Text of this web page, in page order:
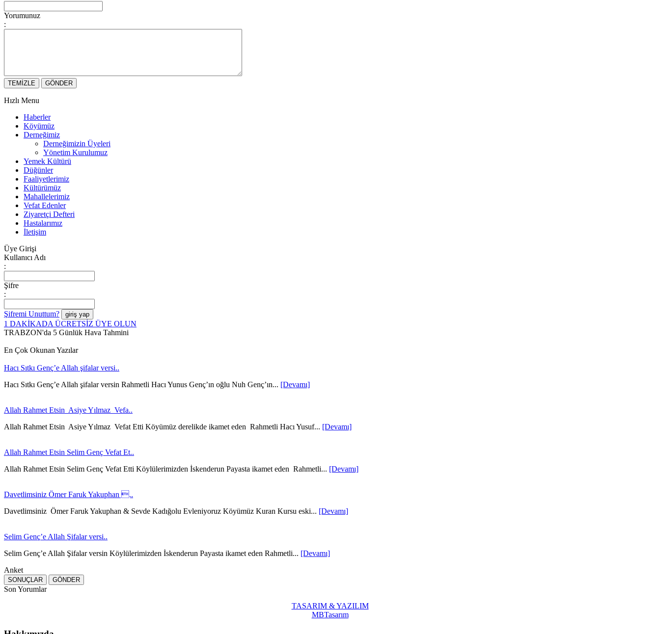
Yorumunuz
:
Hızlı Menu
Haberler
Köyümüz
Derneğimiz
Derneğimizin Üyeleri
Yönetim Kurulumuz
Yemek Kültürü
Düğünler
Faaliyetlerimiz
Kültürümüz
Mahallelerimiz
Vefat Edenler
Ziyaretçi Defteri
Hastalarımız
İletişim
Üye Girişi
Kullanıcı Adı
:
Şifre
:
Şifremi Unuttum?
1 DAKİKADA ÜCRETSİZ ÜYE OLUN
TRABZON'da 5 Günlük Hava Tahmini
En Çok Okunan Yazılar
Hacı Sıtkı Genç’e Allah şifalar versi..
Hacı Sıtkı Genç’e Allah şifalar versin Rahmetli Hacı Yunus Genç’ın oğlu Nuh Genç’ın... [Devamı]
Allah Rahmet Etsin Asiye Yılmaz Vefa..
Allah Rahmet Etsin Asiye Yılmaz Vefat Etti Köyümüz derelikde ikamet eden Rahmetli Hacı Yusuf... [Devamı]
Allah Rahmet Etsin Selim Genç Vefat Et..
Allah Rahmet Etsin Selim Genç Vefat Etti Köylülerimizden İskenderun Payasta ikamet eden Rahmetli... [Devamı]
Davetlimsiniz Ömer Faruk Yakuphan ..
Davetlimsiniz Ömer Faruk Yakuphan & Sevde Kadığolu Evleniyoruz Köyümüz Kuran Kursu eski... [Devamı]
Selim Genç’e Allah Şifalar versi..
Selim Genç’e Allah Şifalar versin Köylülerimizden İskenderun Payasta ikamet eden Rahmetli... [Devamı]
Anket
Son Yorumlar
TASARIM & YAZILIM
MBTasarım